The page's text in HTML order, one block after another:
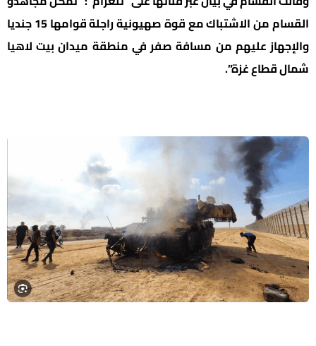
القسام من الاشتباك مع قوة صهيونية راجلة قوامها 15 جنديا
والإجهاز عليهم من مسافة صفر في منطقة ميدان بيت لاهيا
شمال قطاع غزة”.